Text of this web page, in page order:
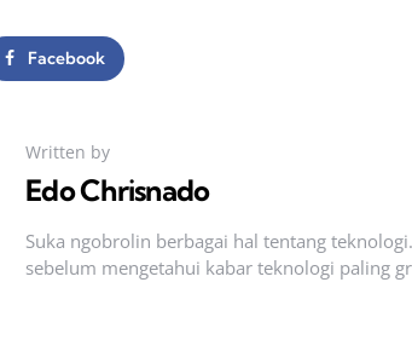
Facebook
Written by
Edo Chrisnado
Suka ngobrolin berbagai hal tentang
sebelum mengetahui kabar teknologi paling